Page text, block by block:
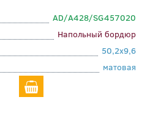
AD/A428/SG457020
Напольный бордюр
50,2x9,6
матовая